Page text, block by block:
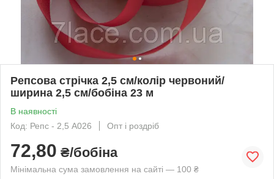
Репсова стрічка 2,5 см/колір червоний/
ширина 2,5 см/бобіна 23 м
В наявності
Код: Репс - 2,5 А026
Опт і роздріб
72,80 ₴/бобіна
Мінімальна сума замовлення на сайті — 100 ₴